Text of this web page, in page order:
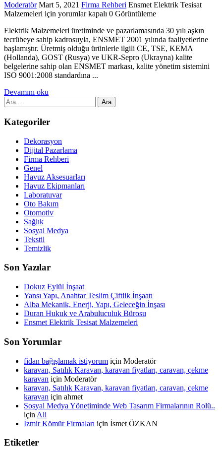
Moderatör Mart 5, 2021 Firma Rehberi Ensmet Elektrik Tesisat
Malzemeleri için yorumlar kapalı 0 Görüntüleme
Elektrik Malzemeleri üretiminde ve pazarlamasında 30 yılı aşkın
tecrübeye sahip kadrosuyla, ENSMET 2001 yılında faaliyetlerine
başlamıştır. Üretmiş olduğu ürünlerle ilgili CE, TSE, KEMA
(Hollanda), GOST (Rusya) ve UKR-Sepro (Ukrayna) kalite
belgelerine sahip olan ENSMET markası, kalite yönetim sistemini
ISO 9001:2008 standardına ...
Devamını oku
Kategoriler
Dekorasyon
Dijital Pazarlama
Firma Rehberi
Genel
Havuz Aksesuarları
Havuz Ekipmanları
Laboratuvar
Oto Bakım
Otomotiv
Sağlık
Sosyal Medya
Tekstil
Temizlik
Son Yazılar
Dokuz Eylül İnşaat
Yansı Yapı, Anahtar Teslim Çiftlik İnşaatı
Alba Mekanik, Enerji, Yapı, Geleceğin İnşası
Duran Hukuk ve Arabuluculuk Bürosu
Ensmet Elektrik Tesisat Malzemeleri
Son Yorumlar
fidan bağışlamak istiyorum için Moderatör
karavan, Satılık Karavan, karavan fiyatları, caravan, çekme
karavan için Moderatör
karavan, Satılık Karavan, karavan fiyatları, caravan, çekme
karavan için ahmet
Sosyal Medya Yönetiminde Web Tasarım Firmalarının Rolü..
için Ali
İzmir Kömür Firmaları için İsmet ÖZKAN
Etiketler